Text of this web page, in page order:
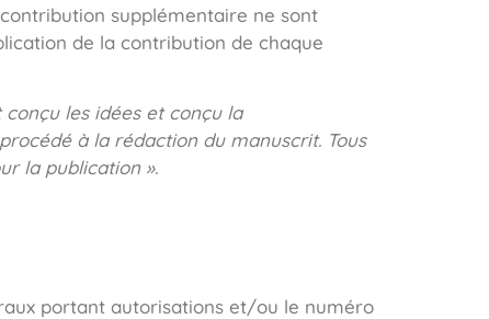
supplémentaire ne sont
de la contribution de chaque
conçu les idées et conçu la
à la rédaction du manuscrit. Tous
la publication ».
portant autorisations et/ou le numéro